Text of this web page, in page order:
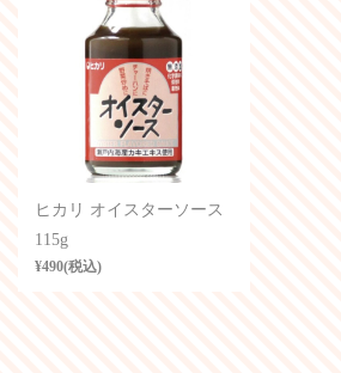
ヒカリ オイスターソース
115g
¥490(税込)